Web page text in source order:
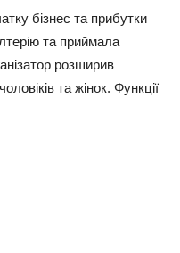
бізнес та прибутки
та приймала
розширив
та жінок. Функції